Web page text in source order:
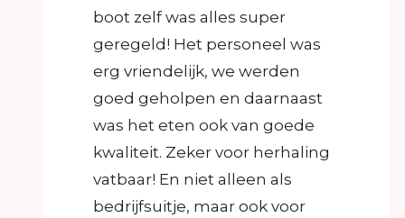
boot zelf was alles super
geregeld! Het personeel was
erg vriendelijk, we werden
goed geholpen en daarnaast
was het eten ook van goede
kwaliteit. Zeker voor herhaling
vatbaar! En niet alleen als
bedrijfsuitje, maar ook voor